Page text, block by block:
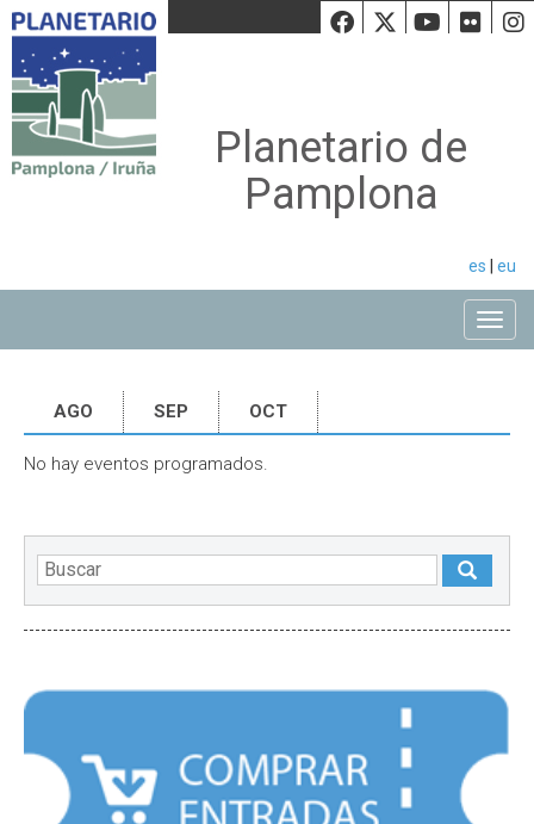
Facebook
Twiiter
Planetario de
Pamplona
es eu
AGO SEP OCT
No hay eventos programados.